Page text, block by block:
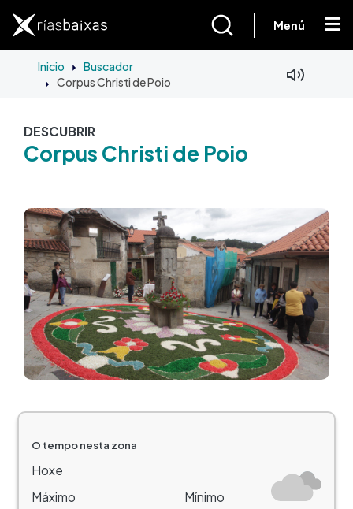
Menú
Inicio Buscador
Corpus Christi de Poio
DESCUBRIR
Corpus Christi de Poio
Imaxe
O tempo nesta zona
Hoxe
Máximo
Mínimo